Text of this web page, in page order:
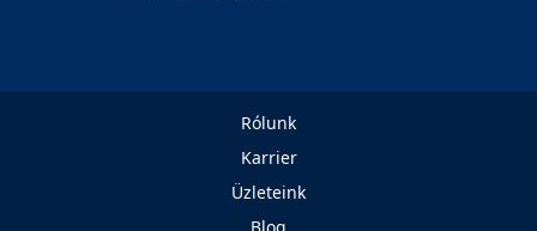
Rólunk
Karrier
Üzleteink